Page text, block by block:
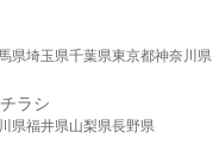
県埼玉県千葉県東京都神奈川県
ラシ
県福井県山梨県長野県